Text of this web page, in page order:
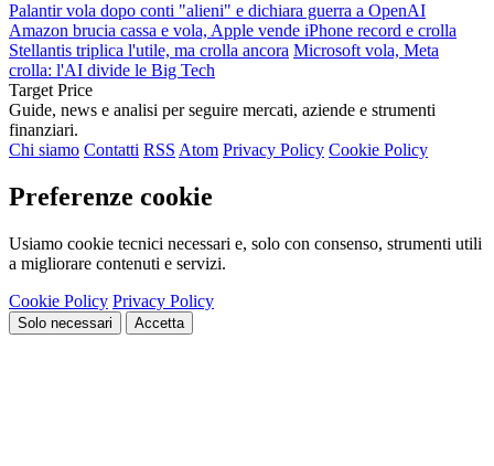
Palantir vola dopo conti "alieni" e dichiara guerra a OpenAI
Amazon brucia cassa e vola, Apple vende iPhone record e crolla
Stellantis triplica l'utile, ma crolla ancora Microsoft vola, Meta
crolla: l'AI divide le Big Tech
Target Price
Guide, news e analisi per seguire mercati, aziende e strumenti
finanziari.
Chi siamo Contatti RSS Atom Privacy Policy Cookie Policy
Preferenze cookie
Usiamo cookie tecnici necessari e, solo con consenso, strumenti utili
a migliorare contenuti e servizi.
Cookie Policy Privacy Policy
Solo necessari Accetta